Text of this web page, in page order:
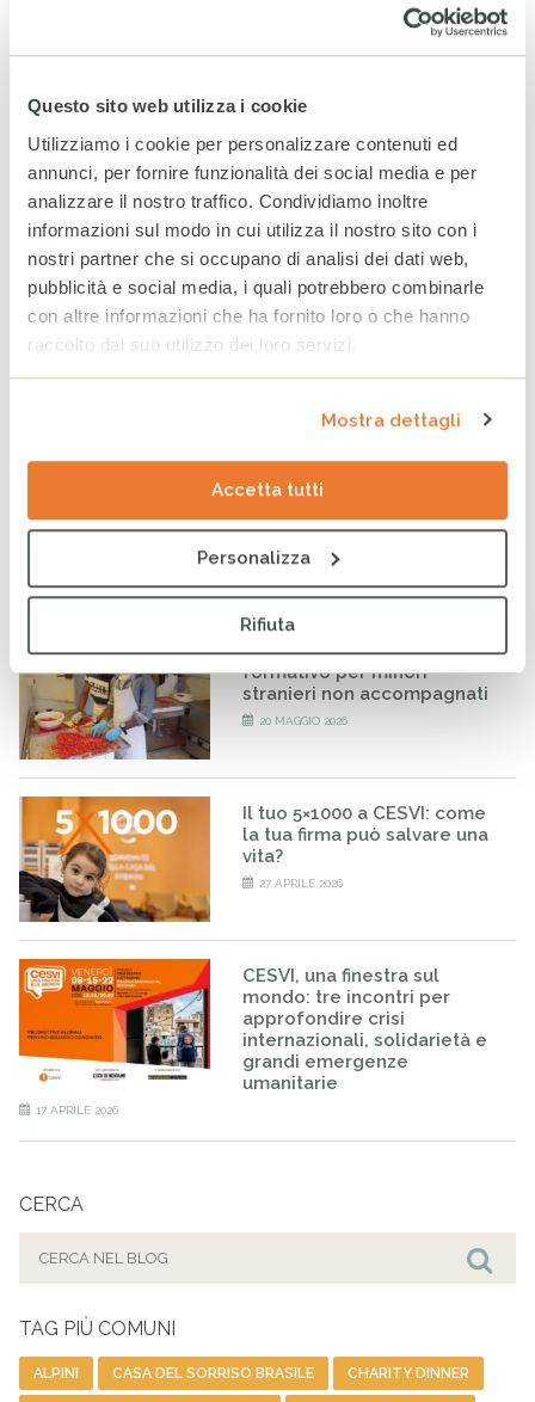
Questo sito web utilizza i cookie
Utilizziamo i cookie per personalizzare contenuti ed
annunci, per fornire funzionalità dei social media e per
analizzare il nostro traffico. Condividiamo inoltre
informazioni sul modo in cui utilizza il nostro sito con i
nostri partner che si occupano di analisi dei dati web,
pubblicità e social media, i quali potrebbero combinarle
con altre informazioni che ha fornito loro o che hanno
raccolto dal suo utilizzo dei loro servizi.
Mostra dettagli
Accetta tutti
Personalizza
Rifiuta
per fare la differenza nella
vita di minorenni e famiglie
Bilancio CESVI 2025. Il bene
fatto per bene.
23 GIUGNO 2026
CESVI presenta a Roma la
regionale sul
maltrattamento e la cura
8 GIUGNO 2026
CESVI a COOPERA 2026, la
cooperazione allo sviluppo
26 MAGGIO 2026
RISE-UP: al via il percorso
formativo per minori
stranieri non accompagnati
20 MAGGIO 2026
Il tuo 5×1000 a CESVI: come
la tua firma può salvare una
vita?
27 APRILE 2026
CESVI, una finestra sul
mondo: tre incontri per
approfondire crisi
internazionali, solidarietà e
grandi emergenze
umanitarie
17 APRILE 2026
CERCA
TAG PIÙ COMUNI
ALPINI CASA DEL SORRISO BRASILE CHARITY DINNER